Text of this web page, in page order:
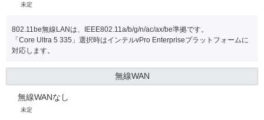
未定
802.11be無線LANは、IEEE802.11a/b/g/n/ac/ax/be準拠です。
「Core Ultra 5 335」選択時はインテルvPro Enterpriseプラットフォームに
対応します。
無線WAN
無線WANなし
未定